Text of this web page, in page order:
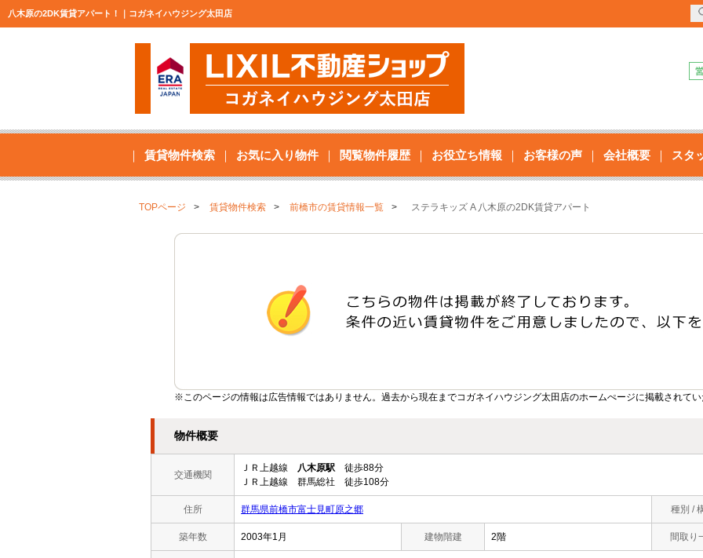
八木原の2DK賃貸アパート！｜コガネイハウジング太田店
賃貸物件検索 お気に入り物件 閲覧物件履歴 お役立ち情報 お客様の声 会社概要 スタ
TOPページ 賃貸物件検索 前橋市の賃貸情報一覧 ステラキッズ A 八木原の2DK賃貸アパート
※このページの情報は広告情報ではありません。過去から現在までコガネイハウジング太田店のホームぺージに掲載されて
物件概要
交通機関
ＪＲ上越線 八木原駅 徒歩88分
ＪＲ上越線 群馬総社 徒歩108分
住所 群馬県前橋市富士見町原之郷 種別 /
築年数 2003年1月 建物階建 2階 間取り